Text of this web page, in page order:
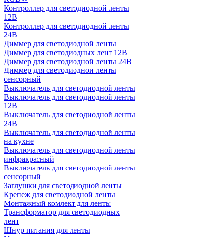
Контроллер для светодиодной ленты
12В
Контроллер для светодиодной ленты
24В
Диммер для светодиодной ленты
Диммер для светодиодных лент 12В
Диммер для светодиодной ленты 24В
Диммер для светодиодной ленты
сенсорный
Выключатель для светодиодной ленты
Выключатель для светодиодной ленты
12В
Выключатель для светодиодной ленты
24В
Выключатель для светодиодной ленты
на кухне
Выключатель для светодиодной ленты
инфракрасный
Выключатель для светодиодной ленты
сенсорный
Заглушки для светодиодной ленты
Крепеж для светодиодной ленты
Монтажный комлект для ленты
Трансформатор для светодиодных
лент
Шнур питания для ленты